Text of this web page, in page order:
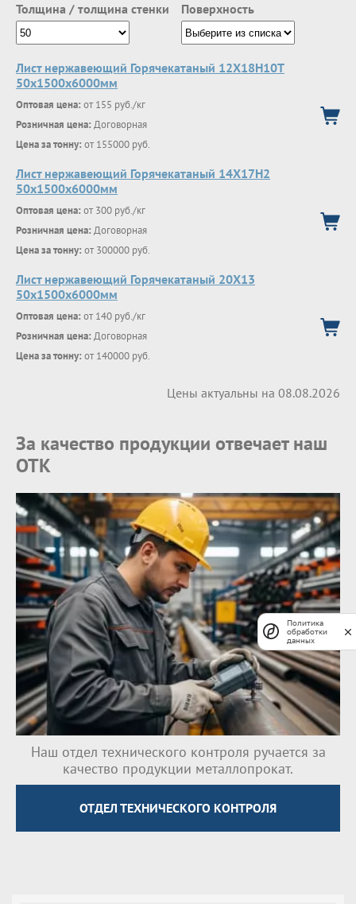
Толщина / толщина стенки Поверхность
Лист нержавеющий Горячекатаный 12Х18Н10Т
50x1500x6000мм
Оптовая цена: от 155 руб./кг
Розничная цена: Договорная
Цена за тонну: от 155000 руб.
Лист нержавеющий Горячекатаный 14Х17Н2
50x1500x6000мм
Оптовая цена: от 300 руб./кг
Розничная цена: Договорная
Цена за тонну: от 300000 руб.
Лист нержавеющий Горячекатаный 20Х13
50x1500x6000мм
Оптовая цена: от 140 руб./кг
Розничная цена: Договорная
Цена за тонну: от 140000 руб.
Цены актуальны на 08.08.2026
За качество продукции отвечает наш
ОТК
Наш отдел технического контроля ручается за
качество продукции металлопрокат.
ОТДЕЛ ТЕХНИЧЕСКОГО КОНТРОЛЯ
Политика
обработки
данных